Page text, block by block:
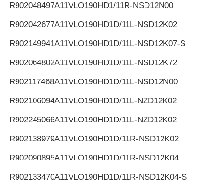
R902048497A11VLO190HD1/11R-NSD12N00
R902042677A11VLO190HD1D/11L-NSD12K02
R902149941A11VLO190HD1D/11L-NSD12K07-S
R902064802A11VLO190HD1D/11L-NSD12K72
R902117468A11VLO190HD1D/11L-NSD12N00
R902106094A11VLO190HD1D/11L-NZD12K02
R902245066A11VLO190HD1D/11L-NZD12K02
R902138979A11VLO190HD1D/11R-NSD12K02
R902090895A11VLO190HD1D/11R-NSD12K04
R902133470A11VLO190HD1D/11R-NSD12K04-S